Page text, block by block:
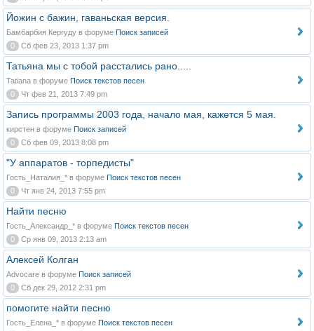
Йожин с бажин, гаваньская версия.
Бамбарбия Кергуду в форуме Поиск записей
0
Сб фев 23, 2013 1:37 pm
Татьяна мы с тобой расстались рано.....
Tatiana в форуме Поиск текстов песен
0
Чт фев 21, 2013 7:49 pm
Запись программы 2003 года, начало мая, кажется 5 мая.
кирстен в форуме Поиск записей
0
Сб фев 09, 2013 8:08 pm
"У аппаратов - торпедисты"
Гость_Наталия_* в форуме Поиск текстов песен
0
Чт янв 24, 2013 7:55 pm
Найти песню
Гость_Александр_* в форуме Поиск текстов песен
0
Ср янв 09, 2013 2:13 am
Алексей Колган
Advocare в форуме Поиск записей
0
Сб дек 29, 2012 2:31 pm
помогите найти песню
Гость_Елена_* в форуме Поиск текстов песен